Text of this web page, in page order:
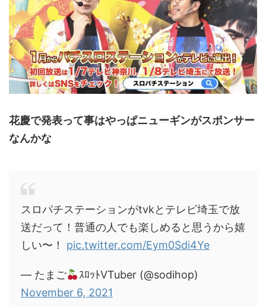
花慶で発表って事はやっぱニューギンがスポンサー
なんかな
スロパチステーションがtvkとテレビ埼玉で放
送だって！普通の人でも楽しめると思うから嬉
しい〜！ pic.twitter.com/Eym0Sdi4Ye
— たまご
ｽﾛｯﾄVTuber (@sodihop)
November 6, 2021